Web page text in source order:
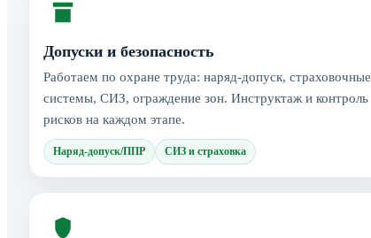
Допуски и безопасность
Работаем по охране труда: наряд-допуск, страховочные
системы, СИЗ, ограждение зон. Инструктаж и контроль
рисков на каждом этапе.
Наряд-допуск/ППР СИЗ и страховка